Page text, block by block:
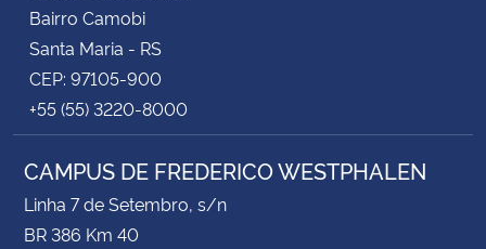
Bairro Camobi
Santa Maria - RS
CEP: 97105-900
+55 (55) 3220-8000
CAMPUS DE FREDERICO WESTPHALEN
Linha 7 de Setembro, s/n
BR 386 Km 40